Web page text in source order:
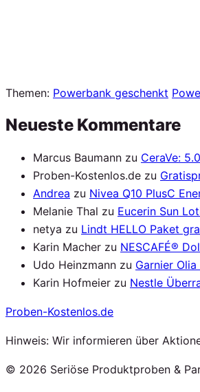
Themen: Powerbank geschenkt
Neueste Kommentare
Marcus Baumann zu CeraVe:
Proben-Kostenlos.de zu
Andrea zu Nivea Q10 PlusC
Melanie Thal zu Eucerin Sun
netya zu Lindt HELLO Paket
Karin Macher zu NESCAFÉ®
Udo Heinzmann zu Garnier
Karin Hofmeier zu Nestle
Proben-Kostenlos.de
Hinweis: Wir informieren über
© 2026 Seriöse Produktproben &